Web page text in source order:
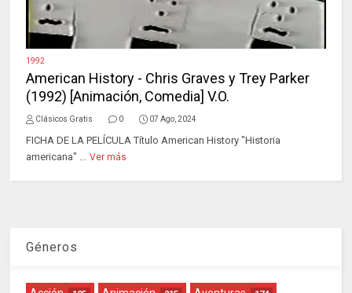
1992
American History - Chris Graves y Trey Parker
(1992) [Animación, Comedia] V.O.
Clásicos Gratis 0 07 Ago, 2024
FICHA DE LA PELÍCULA Título American History "Historia
americana" ... Ver más
Géneros